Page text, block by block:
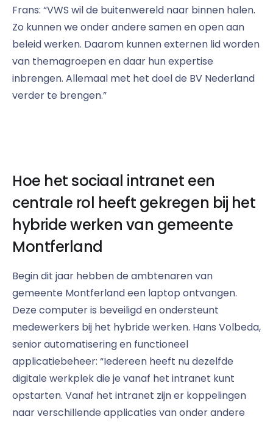
Frans: “VWS wil de buitenwereld naar binnen halen.
Zo kunnen we onder andere samen en open aan
beleid werken. Daarom kunnen externen lid worden
van themagroepen en daar hun expertise
inbrengen. Allemaal met het doel de BV Nederland
verder te brengen.”
Hoe het sociaal intranet een
centrale rol heeft gekregen bij het
hybride werken van gemeente
Montferland
Begin dit jaar hebben de ambtenaren van
gemeente Montferland een laptop ontvangen.
Deze computer is beveiligd en ondersteunt
medewerkers bij het hybride werken. Hans Volbeda,
senior automatisering en functioneel
applicatiebeheer: “Iedereen heeft nu dezelfde
digitale werkplek die je vanaf het intranet kunt
opstarten. Vanaf het intranet zijn er koppelingen
naar verschillende applicaties van onder andere